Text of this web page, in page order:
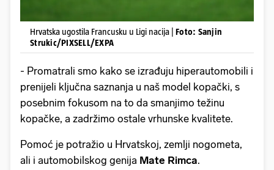
Hrvatska ugostila Francusku u Ligi nacija | Foto: Sanjin
Strukic/PIXSELL/EXPA
- Promatrali smo kako se izrađuju hiperautomobili i
prenijeli ključna saznanja u naš model kopački, s
posebnim fokusom na to da smanjimo težinu
kopačke, a zadržimo ostale vrhunske kvalitete.
Pomoć je potražio u Hrvatskoj, zemlji nogometa,
ali i automobilskog genija Mate Rimca.